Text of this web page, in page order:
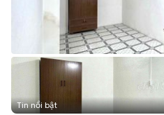
Tin nổi bật